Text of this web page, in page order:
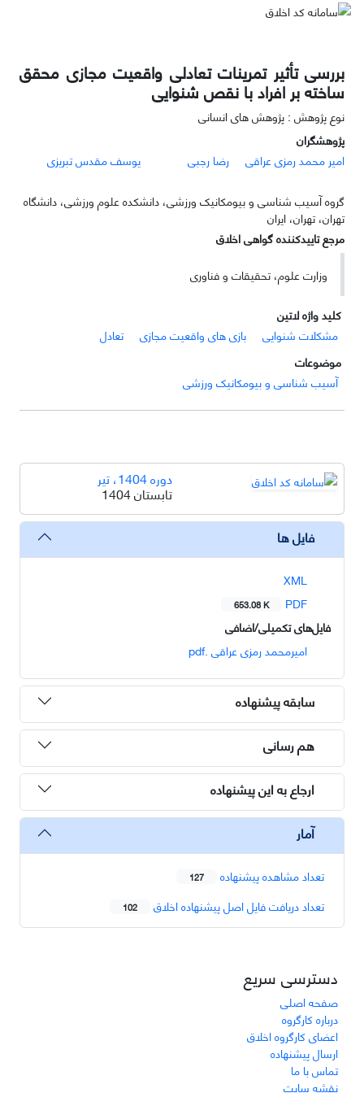
بررسی تأثیر تمرینات تعادلی واقعیت مجازی محقق
ساخته بر افراد با نقص شنوایی
نوع پژوهش : پژوهش های انسانی
پژوهشگران
امیر محمد رمزی عراقی
رضا رجبی
یوسف مقدس تبریزی
گروه آسیب شناسی و بیومکانیک ورزشی، دانشکده علوم ورزشی، دانشگاه
تهران، تهران، ایران
مرجع تاییدکننده گواهی اخلاق
وزارت علوم، تحقیقات و فناوری
کلید واژه لاتین
مشکلات شنوایی
بازی های واقعیت مجازی
تعادل
موضوعات
آسیب شناسی و بیومکانیک ورزشی
دوره 1404، تیر
تابستان 1404
فایل ها
XML
PDF
653.08 K
فایل‌های تکمیلی/اضافی
امیرمحمد رمزی عراقی .pdf
سابقه پیشنهاده
هم رسانی
ارجاع به این پیشنهاده
آمار
تعداد مشاهده پیشنهاده 127
تعداد دریافت فایل اصل پیشنهاده اخلاق 102
دسترسی سریع
صفحه اصلی
درباره کارگروه
اعضای کارگروه اخلاق
ارسال پیشنهاده
تماس با ما
نقشه سایت